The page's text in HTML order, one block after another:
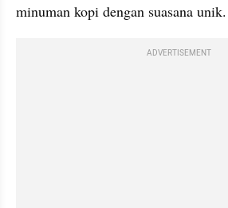
minuman kopi dengan suasana unik.
ADVERTISEMENT